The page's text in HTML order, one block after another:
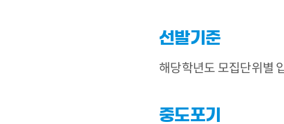
선발기준
해당학년도 모집단위별
중도포기